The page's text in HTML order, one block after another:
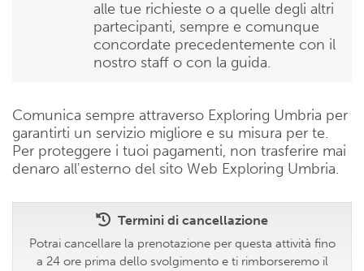
alle tue richieste o a quelle degli altri
partecipanti, sempre e comunque
concordate precedentemente con il
nostro staff o con la guida.
Comunica sempre attraverso Exploring Umbria per
garantirti un servizio migliore e su misura per te.
Per proteggere i tuoi pagamenti, non trasferire mai
denaro all'esterno del sito Web Exploring Umbria.
Termini di cancellazione
Potrai cancellare la prenotazione per questa attività fino
a 24 ore prima dello svolgimento e ti rimborseremo il